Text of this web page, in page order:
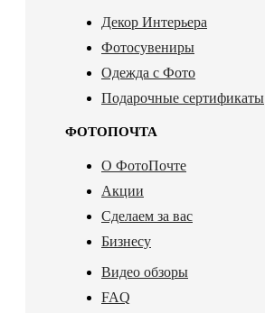
Декор Интерьера
Фотосувениры
Одежда с Фото
Подарочные сертификаты
ФОТОПОЧТА
О ФотоПочте
Акции
Сделаем за вас
Бизнесу
Видео обзоры
FAQ